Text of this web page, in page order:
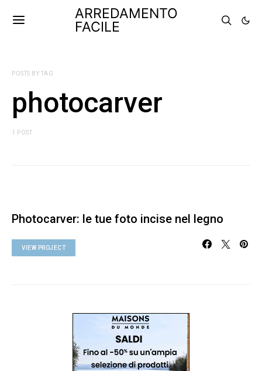
ARREDAMENTO
FACILE
POSTS BY TAG
photocarver
1 POST
Photocarver: le tue foto incise nel legno
VIEW PROJECT